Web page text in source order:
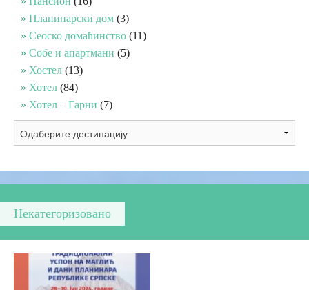
Вјерски туризам
Авантура
Еко туризам
Културни туризам
Гастрономија
Лов и риболов
Омладински туризам
Планинарски дом (3)
Сеоско домаћинство (11)
Собе и апартмани (5)
Хостел (13)
Хотел (84)
Хотел – Гарни (7)
Некатегоризовано